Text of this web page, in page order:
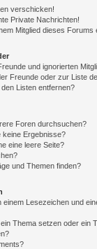
verschicken!
Private Nachrichten!
Mitglied dieses Forums
und ignorierten
Freunde oder zur Liste
Listen entfernen?
Foren durchsuchen?
keine Ergebnisse?
eine leere Seite?
und Themen finden?
Lesezeichen und
Thema setzen oder ein